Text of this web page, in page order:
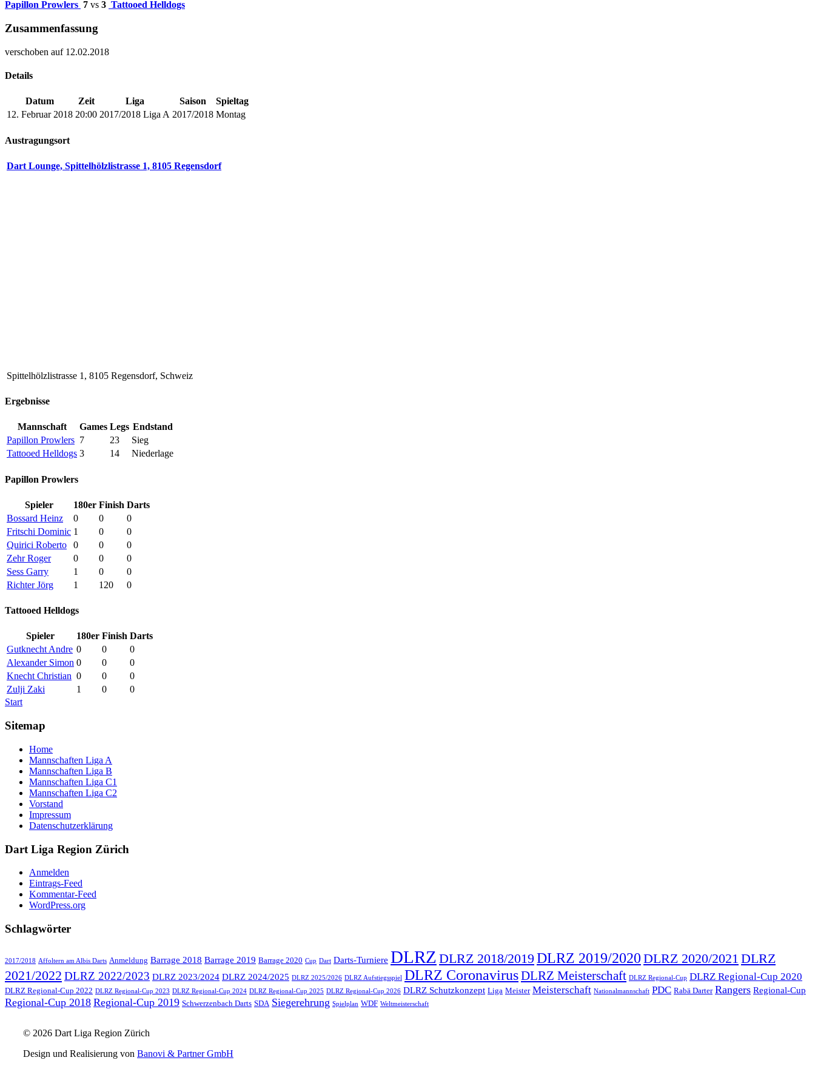
Papillon Prowlers 7 vs 3 Tattooed Helldogs
Zusammenfassung
verschoben auf 12.02.2018
Details
Datum Zeit Liga Saison
Spieltag
12. Februar 2018 20:00 2017/2018 Liga A 2017/2018 Montag
Austragungsort
Dart Lounge, Spittelhölzlistrasse 1, 8105 Regensdorf
Spittelhölzlistrasse 1, 8105 Regensdorf, Schweiz
Ergebnisse
Mannschaft Games Legs Endstand
Papillon Prowlers 7 23
Sieg
Tattooed Helldogs 3 14 Niederlage
Papillon Prowlers
Spieler 180er Finish Darts
Bossard Heinz
0 0
0
Fritschi Dominic 1 0
0
Quirici Roberto
0 0
0
Zehr Roger
0 0
0
Sess Garry
1 0
0
Richter Jörg
1 120 0
Tattooed Helldogs
Spieler 180er Finish Darts
Gutknecht Andre 0 0
0
Alexander Simon 0 0
0
Knecht Christian 0 0
0
Zulji Zaki
1 0
0
Start
Sitemap
Home
Mannschaften Liga A
Mannschaften Liga B
Mannschaften Liga C1
Mannschaften Liga C2
Vorstand
Impressum
Datenschutzerklärung
Dart Liga Region Zürich
Anmelden
Eintrags-Feed
Kommentar-Feed
WordPress.org
Schlagwörter
2017/2018 Affoltern am Albis Darts Anmeldung Barrage 2018 Barrage 2019 Barrage 2020 Cup Dart Darts-Turniere DLRZ DLRZ 2018/2019 DLRZ 2019/2020 DLRZ 2020/2021 DLRZ
2021/2022 DLRZ 2022/2023 DLRZ 2023/2024 DLRZ 2024/2025 DLRZ 2025/2026 DLRZ Aufstiegsspiel DLRZ CoronavirusDLRZ Meisterschaft DLRZ Regional-Cup DLRZ Regional-Cup 2020
DLRZ Regional-Cup 2022 DLRZ Regional-Cup 2023 DLRZ Regional-Cup 2024 DLRZ Regional-Cup 2025 DLRZ Regional-Cup 2026 DLRZ Schutzkonzept Liga Meister Meisterschaft Nationalmannschaft PDC Rabä Darter Rangers Regional-Cup
Regional-Cup 2018 Regional-Cup 2019 Schwerzenbach Darts SDA Siegerehrung Spielplan WDF Weltmeisterschaft
© 2026 Dart Liga Region Zürich
Design und Realisierung von Banovi & Partner GmbH